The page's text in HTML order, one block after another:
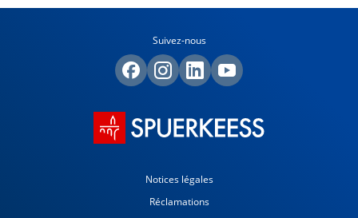
Suivez-nous
Notices légales
Réclamations